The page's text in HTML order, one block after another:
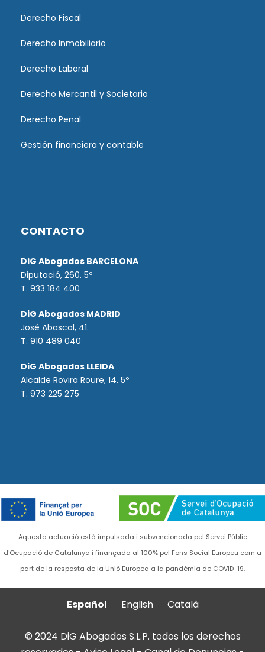
Derecho Fiscal
Derecho Inmobiliario
Derecho Laboral
Derecho Mercantil y Societario
Derecho Penal
Gestión financiera y contable
CONTACTO
DiG Abogados BARCELONA
Diputació, 260. 5º
T. 933 184 400
DiG Abogados MADRID
José Abascal, 41.
T. 910 489 040
DiG Abogados LLEIDA
Alcalde Rovira Roure, 14. 5º
T. 973 225 275
Aquesta actuació està impulsada i subvencionada pel Servei Públic
d'Ocupació de Catalunya i finançada al 100% pel Fons Social Europeu com a
part de la resposta de la Unió Europea a la pandèmia de COVID-19.
Español English Català
© 2024 DiG Abogados S.L.P. todos los derechos